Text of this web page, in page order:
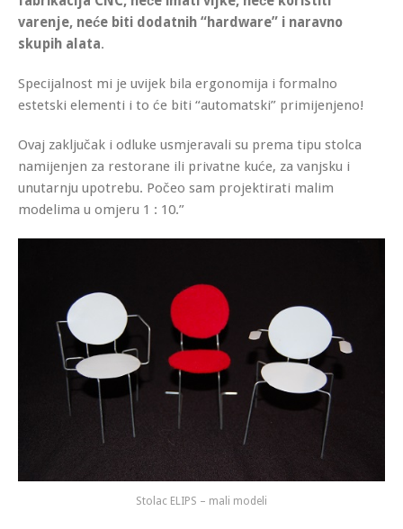
varenje, neće biti dodatnih “hardware” i naravno
skupih alata.
Specijalnost mi je uvijek bila ergonomija i formalno
estetski elementi i to će biti “automatski” primijenjeno!
Ovaj zaključak i odluke usmjeravali su prema tipu stolca
namijenjen za restorane ili privatne kuće, za vanjsku i
unutarnju upotrebu. Počeo sam projektirati malim
modelima u omjeru 1 : 10.”
Stolac ELIPS – mali modeli